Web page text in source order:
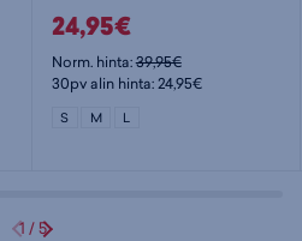
24,95€
Norm. hinta:39,95€
30pv alin hinta: 24,95€
S M L
1 /5